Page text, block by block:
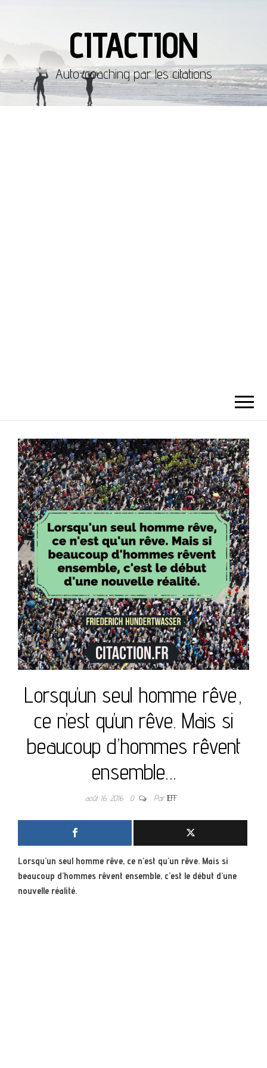
CITACTION
Auto-coaching par les citations
Lorsqu’un seul homme rêve,
ce n’est qu’un rêve. Mais si
beaucoup d’hommes rêvent
ensemble…
août 16, 2016 0 ParJEFF
Lorsqu’un seul homme rêve, ce n’est qu’un rêve. Mais si
beaucoup d’hommes rêvent ensemble, c’est le début d’une
nouvelle réalité.